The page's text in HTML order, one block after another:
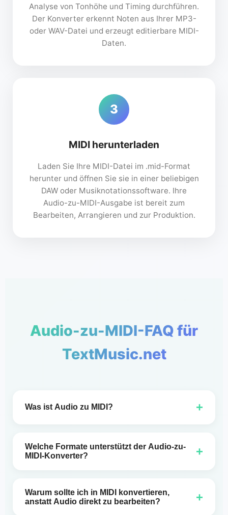
Analyse von Tonhöhe und Timing durchführen.
Der Konverter erkennt Noten aus Ihrer MP3-
oder WAV-Datei und erzeugt editierbare MIDI-
Daten.
3
MIDI herunterladen
Laden Sie Ihre MIDI-Datei im .mid-Format
herunter und öffnen Sie sie in einer beliebigen
DAW oder Musiknotationssoftware. Ihre
Audio-zu-MIDI-Ausgabe ist bereit zum
Bearbeiten, Arrangieren und zur Produktion.
Audio-zu-MIDI-FAQ für
TextMusic.net
Was ist Audio zu MIDI? +
MIDI-Notendaten um, damit Sie Noten, Timing
und Instrumente in einer DAW bearbeiten
MIDI zu konvertieren und eine saubere MIDI-
Datei im .mid-Format herunterzuladen.
Welche Formate unterstützt der Audio-zu-
MIDI-Konverter?
+
WAV zu MIDI. Laden Sie eines der Formate
hoch, führen Sie Audio zu MIDI aus, dann
Warum sollte ich in MIDI konvertieren,
anstatt Audio direkt zu bearbeiten?
+